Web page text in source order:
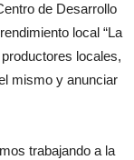
de Desarrollo
local “La
locales,
mismo y anunciar
trabajando a la